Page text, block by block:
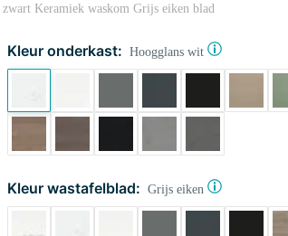
Keramiek waskom Grijs eiken blad
Kleur onderkast: Hoogglans wit
Kleur wastafelblad: Grijs eiken